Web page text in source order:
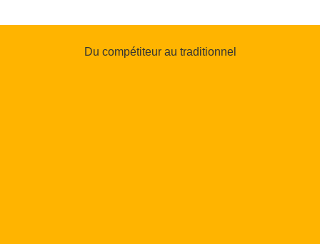
Du compétiteur au traditionnel